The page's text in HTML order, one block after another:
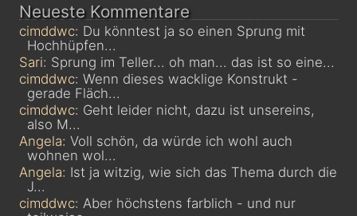
Neueste Kommentare
cimddwc: Du könntest ja so einen Sprung mit
Hochhüpfen...
Sari: Sprung im Teller... oh man... das ist so eine...
cimddwc: Wenn dieses wacklige Konstrukt -
gerade Fläch...
cimddwc: Geht leider nicht, dazu ist unsereins,
also M...
Angela: Voll schön, da würde ich wohl auch
wohnen wol...
Angela: Ist ja witzig, wie sich das Thema durch die
J...
cimddwc: Aber höchstens farblich - und nur